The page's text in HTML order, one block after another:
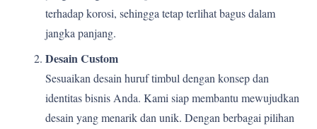
terhadap korosi, sehingga tetap terlihat bagus dalam
jangka panjang.
Desain Custom
Sesuaikan desain huruf timbul dengan konsep dan
identitas bisnis Anda. Kami siap membantu mewujudkan
desain yang menarik dan unik. Dengan berbagai pilihan